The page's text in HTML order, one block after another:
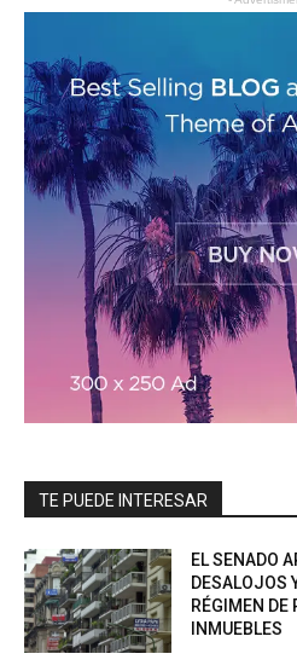
TE PUEDE INTERESAR
EL SENADO
DESALOJOS
RÉGIMEN DE
INMUEBLES